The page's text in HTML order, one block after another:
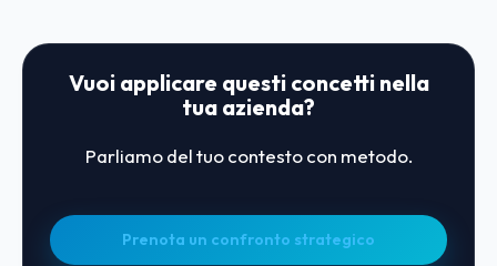
Vuoi applicare questi concetti nella
tua azienda?
Parliamo del tuo contesto con metodo.
Prenota un confronto strategico